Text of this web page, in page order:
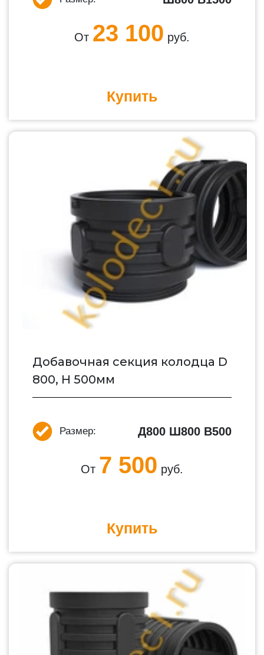
От 23 100 руб.
Купить
Добавочная секция колодца D
800, H 500мм
Размер: Д800 Ш800 В500
От 7 500 руб.
Купить